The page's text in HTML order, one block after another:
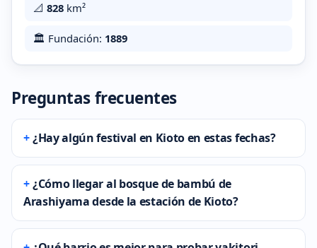
📐 828 km²
🏛️ Fundación: 1889
Preguntas frecuentes
¿Hay algún festival en Kioto en estas fechas?
¿Cómo llegar al bosque de bambú de
Arashiyama desde la estación de Kioto?